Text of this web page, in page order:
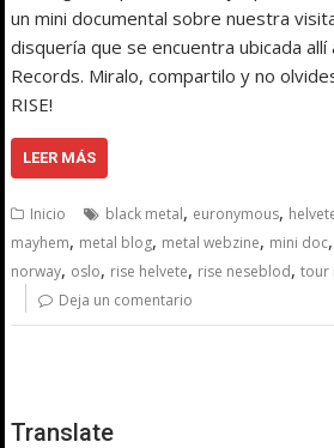
un mini documental sobre nuestra
disquería que se encuentra ubicada
Records. Miralo, compartilo y no
RISE!
LEER MÁS
Inicio black metal, euronymous,
mayhem, metal blog, metal webzine, mini doc,
norway, oslo, rise helvete, rise neseblod,tour
Deja un comentario
Translate